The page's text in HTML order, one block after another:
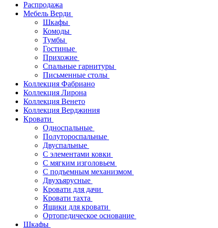
Распродажа
Мебель Верди
Шкафы
Комоды
Тумбы
Гостиные
Прихожие
Спальные гарнитуры
Письменные столы
Коллекция Фабриано
Коллекция Лирона
Коллекция Венето
Коллекция Верджиния
Кровати
Односпальные
Полутороспальные
Двуспальные
С элементами ковки
С мягким изголовьем
С подъемным механизмом
Двухъярусные
Кровати для дачи
Кровати тахта
Ящики для кровати
Ортопедическое основание
Шкафы